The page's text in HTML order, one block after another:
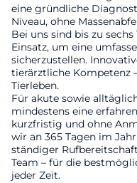
eine gründliche
Niveau, ohne
Bei uns sind bis zu
Einsatz, um eine
sicherzustellen.
tierärztliche Kompetenz
Tierleben.
Für akute sowie
mindestens eine
kurzfristig und ohne
wir an 365 Tagen im
ständiger
Team – für die
jeder Zeit.